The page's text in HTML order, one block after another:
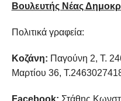
Βουλευτής Νέας
Πολιτικά γραφεία:
Κοζάνη: Παγούνη 2, Τ.
Μαρτίου 36,